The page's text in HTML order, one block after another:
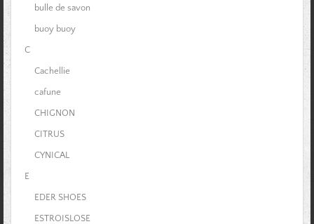
bulle de savon
buoy buoy
C
Cachellie
cafune
CHIGNON
CITRUS
CYNICAL
E
EDER SHOES
ESTROISLOSE